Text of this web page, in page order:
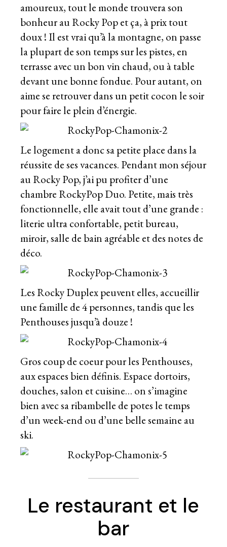
amoureux, tout le monde trouvera son
bonheur au Rocky Pop et ça, à prix tout
doux ! Il est vrai qu’à la montagne, on passe
la plupart de son temps sur les pistes, en
terrasse avec un bon vin chaud, ou à table
devant une bonne fondue. Pour autant, on
aime se retrouver dans un petit cocon le soir
pour faire le plein d’énergie.
Le logement a donc sa petite place dans la
réussite de ses vacances. Pendant mon séjour
au Rocky Pop, j’ai pu profiter d’une
chambre RockyPop Duo. Petite, mais très
fonctionnelle, elle avait tout d’une grande :
literie ultra confortable, petit bureau,
miroir, salle de bain agréable et des notes de
déco.
Les Rocky Duplex peuvent elles, accueillir
une famille de 4 personnes, tandis que les
Penthouses jusqu’à douze !
Gros coup de coeur pour les Penthouses,
aux espaces bien définis. Espace dortoirs,
douches, salon et cuisine… on s’imagine
bien avec sa ribambelle de potes le temps
d’un week-end ou d’une belle semaine au
ski.
Le restaurant et le
bar